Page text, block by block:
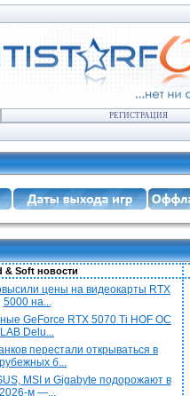
РЕГИСТРАЦИЯ
& Soft новости
цены на видеокарты RTX
5000 на...
GeForce RTX 5070 Ti HOF OC
LAB Delu...
перестали открываться в
б...
MSI и Gigabyte подорожают в
2026-м —...